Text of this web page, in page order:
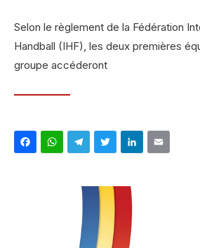
Selon le règlement de la Fédération
Handball (IHF), les deux premières
groupe accéderont
Facebook
WhatsApp
Telegram
Twitter